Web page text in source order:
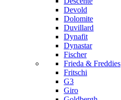
Devold
Dolomite
Duvillard
Dynafit
Dynastar
Fischer
Frieda & Freddies
Fritschi
G3
Giro